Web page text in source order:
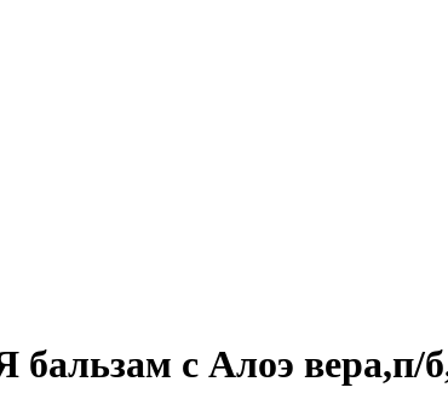
с Алоэ вера,п/